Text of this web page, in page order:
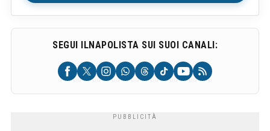
SEGUI ILNAPOLISTA SUI SUOI CANALI: